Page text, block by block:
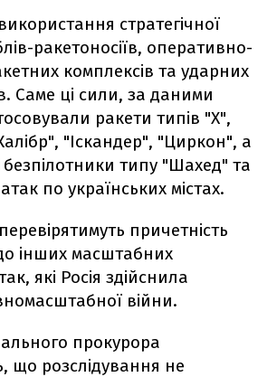
стратегічної
ракетоносіїв, оперативно-
комплексів та ударних
Саме ці сили, за даними
ракети типів "Х",
"Іскандер", "Циркон", а
типу "Шахед" та
по українських містах.
причетність
інших масштабних
які Росія здійснила
війни.
прокурора
що розслідування не